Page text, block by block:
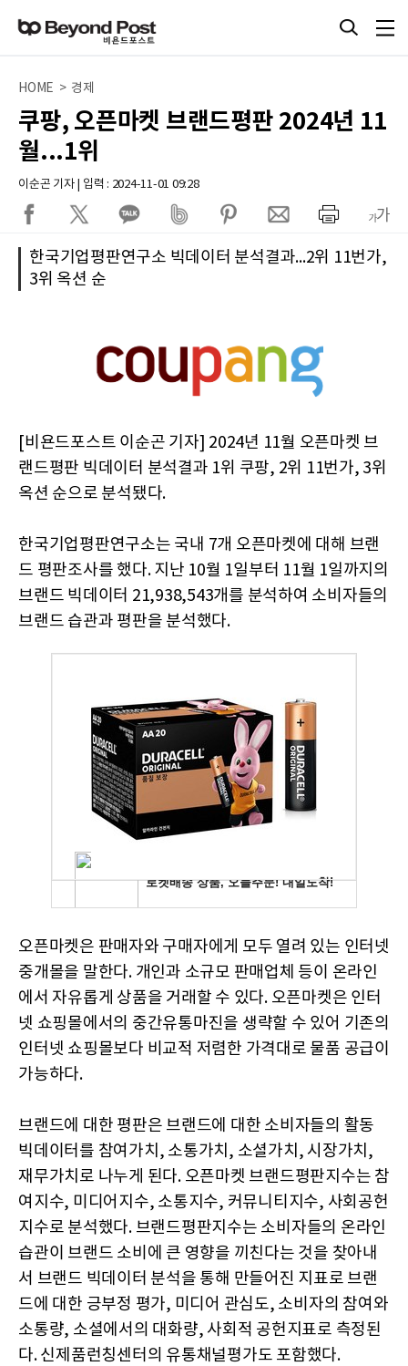
HOME > 경제
쿠팡, 오픈마켓 브랜드평판 2024년 11
월...1위
이순곤 기자 | 입력 : 2024-11-01 09:28
한국기업평판연구소 빅데이터 분석결과...2위 11번가,
3위 옥션 순
[비욘드포스트 이순곤 기자] 2024년 11월 오픈마켓 브
랜드평판 빅데이터 분석결과 1위 쿠팡, 2위 11번가, 3위
옥션 순으로 분석됐다.
한국기업평판연구소는 국내 7개 오픈마켓에 대해 브랜
드 평판조사를 했다. 지난 10월 1일부터 11월 1일까지의
브랜드 빅데이터 21,938,543개를 분석하여 소비자들의
브랜드 습관과 평판을 분석했다.
오픈마켓은 판매자와 구매자에게 모두 열려 있는 인터넷
중개몰을 말한다. 개인과 소규모 판매업체 등이 온라인
에서 자유롭게 상품을 거래할 수 있다. 오픈마켓은 인터
넷 쇼핑몰에서의 중간유통마진을 생략할 수 있어 기존의
인터넷 쇼핑몰보다 비교적 저렴한 가격대로 물품 공급이
가능하다.
브랜드에 대한 평판은 브랜드에 대한 소비자들의 활동
빅데이터를 참여가치, 소통가치, 소셜가치, 시장가치,
재무가치로 나누게 된다. 오픈마켓 브랜드평판지수는 참
여지수, 미디어지수, 소통지수, 커뮤니티지수, 사회공헌
지수로 분석했다. 브랜드평판지수는 소비자들의 온라인
습관이 브랜드 소비에 큰 영향을 끼친다는 것을 찾아내
서 브랜드 빅데이터 분석을 통해 만들어진 지표로 브랜
드에 대한 긍부정 평가, 미디어 관심도, 소비자의 참여와
소통량, 소셜에서의 대화량, 사회적 공헌지표로 측정된
다. 신제품런칭센터의 유통채널평가도 포함했다.